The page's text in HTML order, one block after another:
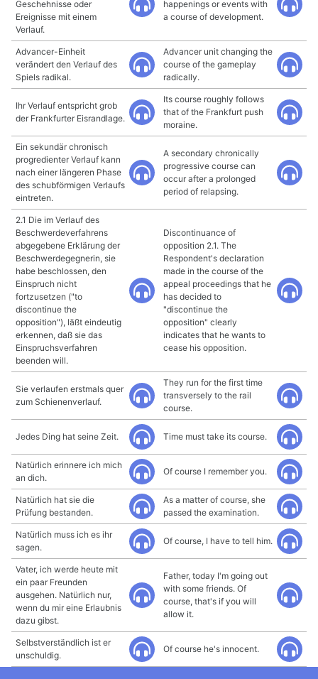
Geschehnisse oder
Ereignisse mit einem
Verlauf.
happenings or events with
a course of development.
Advancer-Einheit
verändert den Verlauf des
Spiels radikal.
Advancer unit changing the
course of the gameplay
radically.
Ihr Verlauf entspricht grob
der Frankfurter Eisrandlage.
Its course roughly follows
that of the Frankfurt push
moraine.
Ein sekundär chronisch
progredienter Verlauf kann
nach einer längeren Phase
des schubförmigen Verlaufs
eintreten.
A secondary chronically
progressive course can
occur after a prolonged
period of relapsing.
2.1 Die im Verlauf des
Beschwerdeverfahrens
abgegebene Erklärung der
Beschwerdegegnerin, sie
habe beschlossen, den
Einspruch nicht
fortzusetzen ("to
discontinue the
opposition"), läßt eindeutig
erkennen, daß sie das
Einspruchsverfahren
beenden will.
Discontinuance of
opposition 2.1. The
Respondent's declaration
made in the course of the
appeal proceedings that he
has decided to
"discontinue the
opposition" clearly
indicates that he wants to
cease his opposition.
Sie verlaufen erstmals quer
zum Schienenverlauf.
They run for the first time
transversely to the rail
course.
Jedes Ding hat seine Zeit. Time must take its course.
Natürlich erinnere ich mich
an dich.
Of course I remember you.
Natürlich hat sie die
Prüfung bestanden.
As a matter of course, she
passed the examination.
Natürlich muss ich es ihr
sagen.
Of course, I have to tell him.
Vater, ich werde heute mit
ein paar Freunden
ausgehen. Natürlich nur,
wenn du mir eine Erlaubnis
dazu gibst.
Father, today I'm going out
with some friends. Of
course, that's if you will
allow it.
Selbstverständlich ist er
unschuldig.
Of course he's innocent.